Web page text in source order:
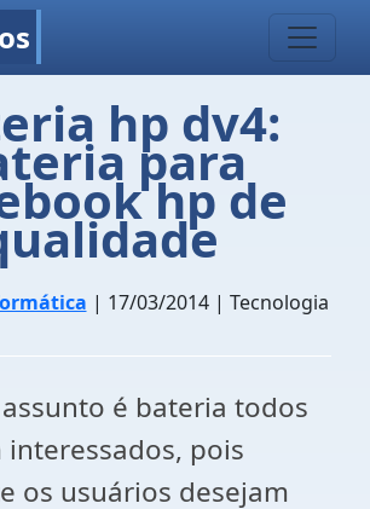
hp dv4:
para
hp de
| 17/03/2014 | Tecnologia
é bateria todos
pois
os usuários desejam